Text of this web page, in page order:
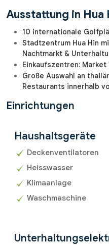
Ausstattung in Hua
10 internationale
Stadtzentrum Hua Hin
Nachtmarkt &
Einkaufszentren:
Große Auswahl an
Restaurants innerhalb
Einrichtungen
Haushaltsgeräte
Deckenventilatoren
Heisswasser
Klimaanlage
Waschmaschine